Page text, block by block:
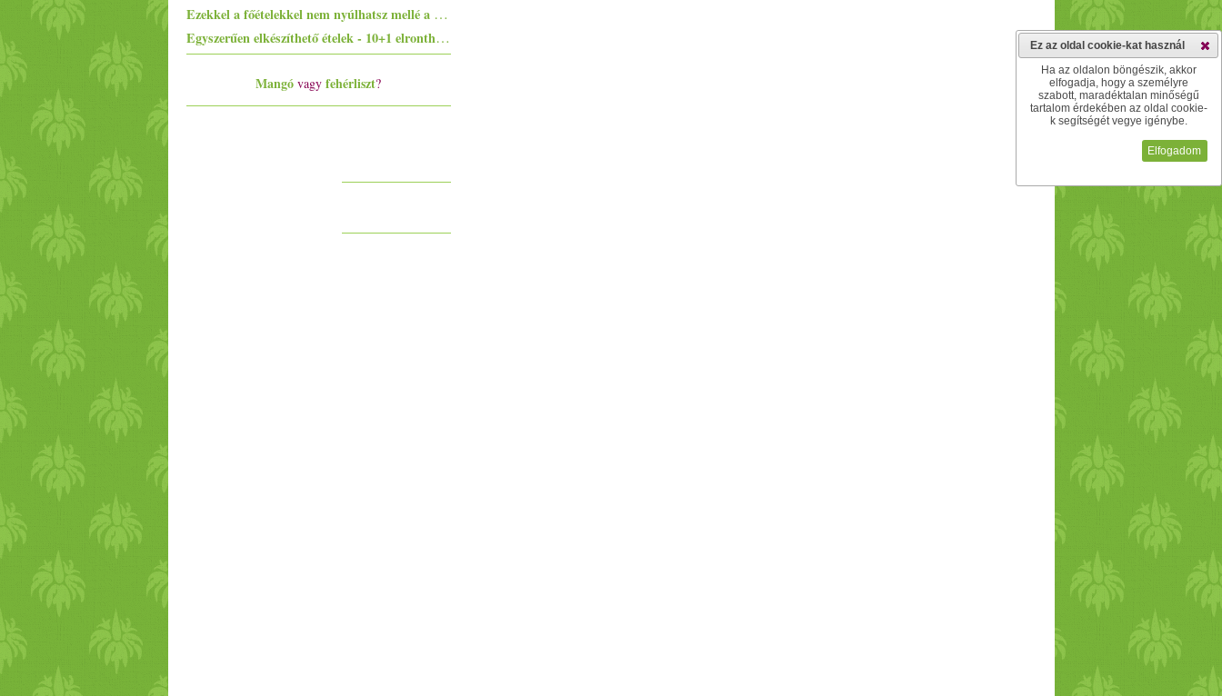
Ezekkel a főételekkel nem nyúlhatsz mellé a hőségben - 5+1 kánikularecept
Egyszerűen elkészíthető ételek - 10+1 elronthatatlan recept kezdő konyhatündéreknek
Mangó vagy fehérliszt?
Ez az oldal cookie-kat használ
Ha az oldalon böngészik, akkor
elfogadja, hogy a személyre
szabott, maradéktalan minőségű
tartalom érdekében az oldal cookie-
k segítségét vegye igénybe.
Elfogadom